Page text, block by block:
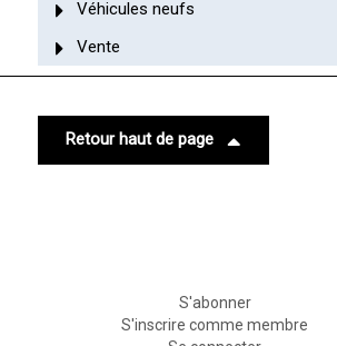
Véhicules neufs
Vente
Retour haut de page
S'abonner
S'inscrire comme membre